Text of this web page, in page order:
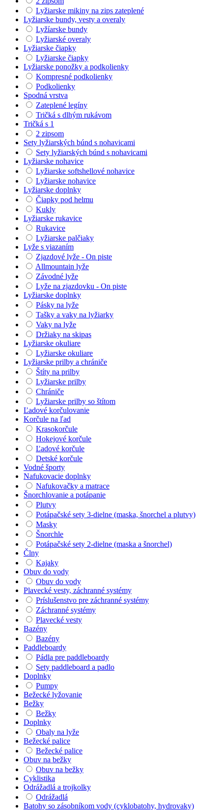
Lyžiarske mikiny na zips zateplené
Lyžiarske bundy, vesty a overaly
Lyžíarske bundy
Lyžiarské overaly
Lyžiarske čiapky
Lyžiarske čiapky
Lyžiarske ponožky a podkolienky
Kompresné podkolienky
Podkolienky
Spodná vrstva
Zateplené legíny
Tričká s dlhým rukávom
Tričká s 1
2 zipsom
Sety lyžiarských búnd s nohavicami
Sety lyžiarských búnd s nohavicami
Lyžiarske nohavice
Lyžiarske softshellové nohavice
Lyžiarske nohavice
Lyžiarske doplnky
Čiapky pod helmu
Kukly
Lyžiarske rukavice
Rukavice
Lyžiarske palčiaky
Lyže s viazaním
Zjazdové lyže - On piste
Allmountain lyže
Závodné lyže
Lyže na zjazdovku - On piste
Lyžiarske doplnky
Pásky na lyže
Tašky a vaky na lyžiarky
Vaky na lyže
Držiaky na skipas
Lyžiarske okuliare
Lyžiarske okuliare
Lyžiarske prilby a chrániče
Štíty na prilby
Lyžiarske prilby
Chrániče
Lyžiarske prilby so štítom
Ľadové korčulovanie
Korčule na ľad
Krasokorčule
Hokejové korčule
Ľadové korčule
Detské korčule
Vodné športy
Nafukovacie doplnky
Nafukovačky a matrace
Šnorchlovanie a potápanie
Plutvy
Potápačské sety 3-dielne (maska, šnorchel a plutvy)
Masky
Šnorchle
Potápačské sety 2-dielne (maska a šnorchel)
Člny
Kajaky
Obuv do vody
Obuv do vody
Plavecké vesty, záchranné systémy
Príslušenstvo pre záchranné systémy
Záchranné systémy
Plavecké vesty
Bazény
Bazény
Paddleboardy
Pádla pre paddleboardy
Sety paddleboard a padlo
Doplnky
Pumpy
Bežecké lyžovanie
Bežky
Bežky
Doplnky
Obaly na lyže
Bežecké palice
Bežecké palice
Obuv na bežky
Obuv na bežky
Cyklistika
Odrážadlá a trojkolky
Odrážadlá
Batohy so zásobníkom vody (cyklobatohy, hydrovaky)